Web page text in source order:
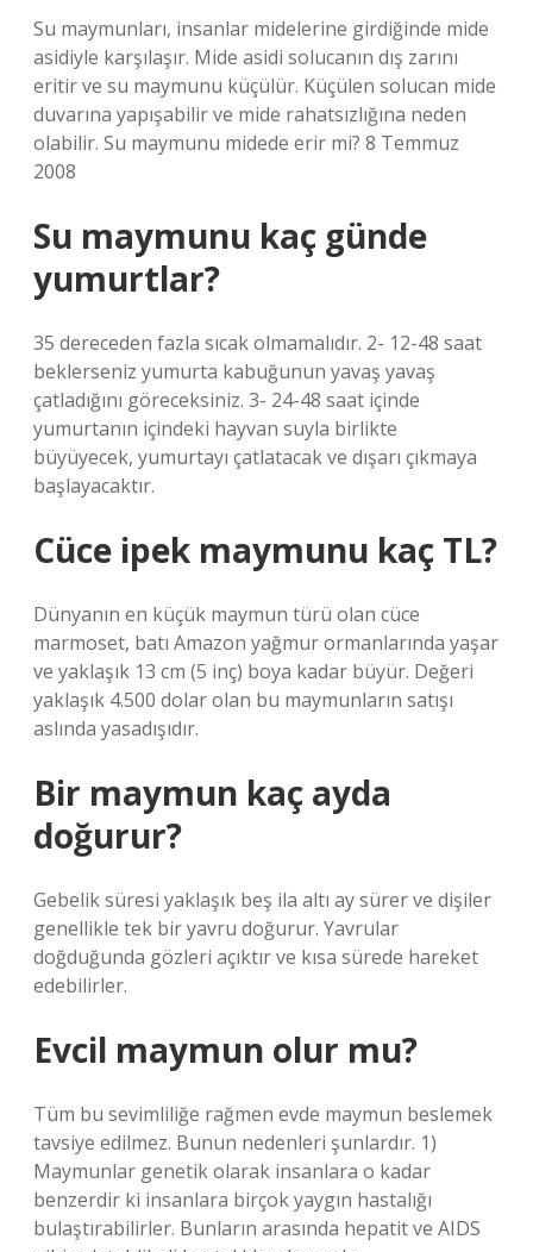
Su maymunları, insanlar midelerine girdiğinde mide
asidiyle karşılaşır. Mide asidi solucanın dış zarını
eritir ve su maymunu küçülür. Küçülen solucan mide
duvarına yapışabilir ve mide rahatsızlığına neden
olabilir. Su maymunu midede erir mi? 8 Temmuz
2008
Su maymunu kaç günde
yumurtlar?
35 dereceden fazla sıcak olmamalıdır. 2- 12-48 saat
beklerseniz yumurta kabuğunun yavaş yavaş
çatladığını göreceksiniz. 3- 24-48 saat içinde
yumurtanın içindeki hayvan suyla birlikte
büyüyecek, yumurtayı çatlatacak ve dışarı çıkmaya
başlayacaktır.
Cüce ipek maymunu kaç TL?
Dünyanın en küçük maymun türü olan cüce
marmoset, batı Amazon yağmur ormanlarında yaşar
ve yaklaşık 13 cm (5 inç) boya kadar büyür. Değeri
yaklaşık 4.500 dolar olan bu maymunların satışı
aslında yasadışıdır.
Bir maymun kaç ayda
doğurur?
Gebelik süresi yaklaşık beş ila altı ay sürer ve dişiler
genellikle tek bir yavru doğurur. Yavrular
doğduğunda gözleri açıktır ve kısa sürede hareket
edebilirler.
Evcil maymun olur mu?
Tüm bu sevimliliğe rağmen evde maymun beslemek
tavsiye edilmez. Bunun nedenleri şunlardır. 1)
Maymunlar genetik olarak insanlara o kadar
benzerdir ki insanlara birçok yaygın hastalığı
bulaştırabilirler. Bunların arasında hepatit ve AIDS